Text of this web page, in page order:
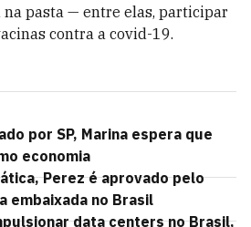
na pasta — entre elas, participar
contra a covid-19.
por SP, Marina espera que
economia
Perez é aprovado pelo
embaixada no Brasil
data centers no Brasil,